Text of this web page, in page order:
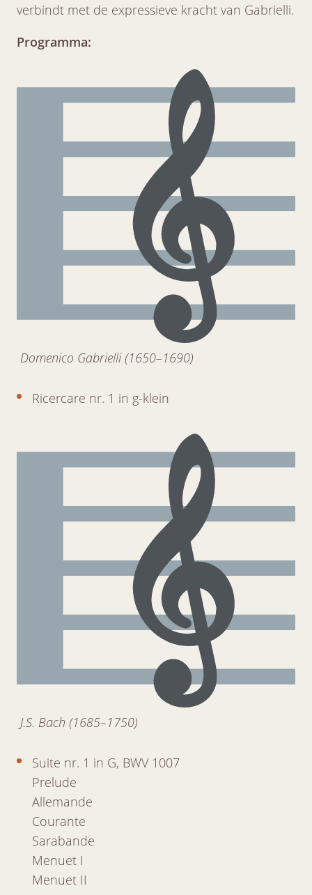
verbindt met de expressieve kracht van Gabrielli.
Programma:
Domenico Gabrielli (1650–1690)
Ricercare nr. 1 in g-klein
J.S. Bach (1685–1750)
Suite nr. 1 in G, BWV 1007
Prelude
Allemande
Courante
Sarabande
Menuet I
Menuet II